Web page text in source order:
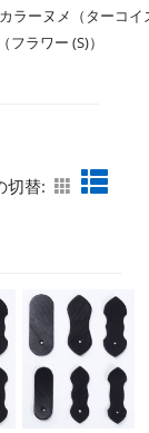
ラーヌメ（ターコ
フラワー (S)）
切替: